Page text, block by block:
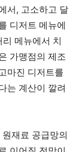
서, 고소하고 달
디저트 메뉴에
메뉴에서 치
가맹점의 제조
마진 디저트를
는 계산이 깔려
재료 공급망의